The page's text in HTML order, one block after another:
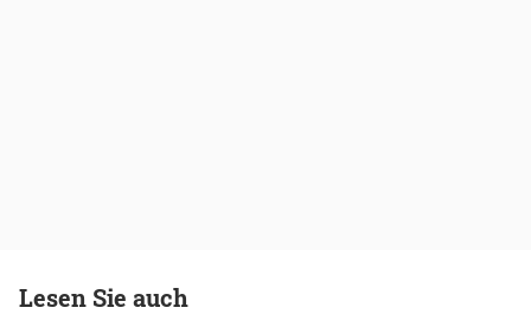
Lesen Sie auch